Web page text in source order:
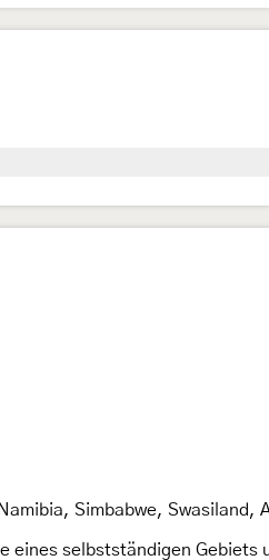
Simbabwe, Swasiland,
selbstständigen